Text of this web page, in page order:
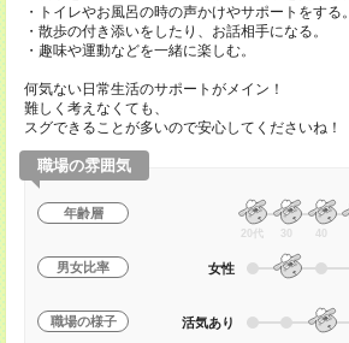
・トイレやお風呂の時の声かけやサポートをする。
・散歩の付き添いをしたり、お話相手になる。
・趣味や運動などを一緒に楽しむ。
何気ない日常生活のサポートがメイン！
難しく考えなくても、
スグできることが多いので安心してくださいね！
職場の雰囲気
年齢層
20代 30 40
男女比率 女性
職場の様子 活気あり